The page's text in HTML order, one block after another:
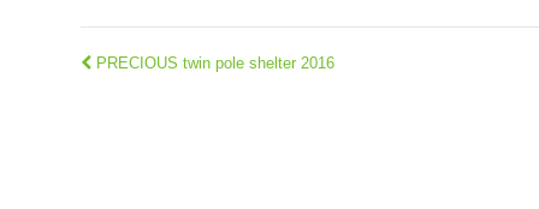
PRECIOUS twin pole shelter 2016